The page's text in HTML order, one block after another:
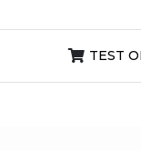
TEST